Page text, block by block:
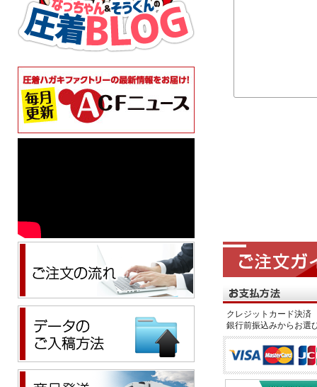
クレジットカード決
銀行前振込みからお選